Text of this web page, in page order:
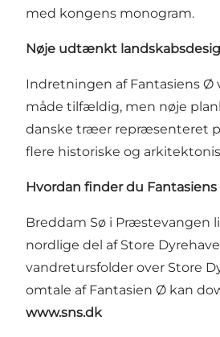
med kongens monogram.
Nøje udtænkt
Indretningen af Fantasiens Ø
måde tilfældig, men nøje
danske træer repræsenteret
flere historiske og
Hvordan finder du
Breddam Sø i Præstevangen
nordlige del af Store
vandretursfolder over Store
omtale af Fantasien Ø kan
www.sns.dk